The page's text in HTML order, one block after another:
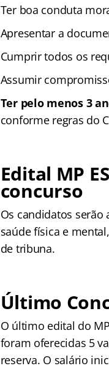
Ter boa conduta
Apresentar a
Cumprir todos os
Assumir
Ter pelo menos 3
conforme regras do
Edital MP
concurso
Os candidatos
saúde física e
de tribuna.
Último
O último edital do
foram oferecidas 5
reserva. O salário